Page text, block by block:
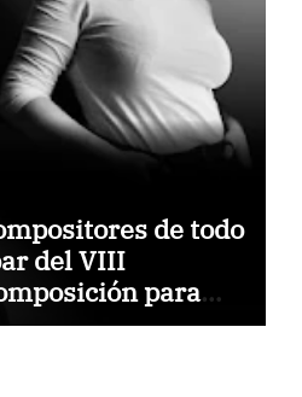
de todo
del VIII
para
Juveniles